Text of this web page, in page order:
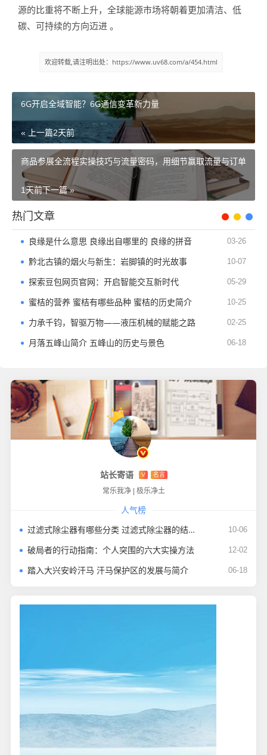
源的比重将不断上升，全球能源市场将朝着更加清洁、低
碳、可持续的方向迈进 。
欢迎转载,请注明出处：https://www.uv68.com/a/454.html
6G开启全域智能？6G通信变革新力量
« 上一篇2天前
商品参展全流程实操技巧与流量密码，用细节赢取流量与订单
下一篇 »
1天前
热门文章
良缘是什么意思 良缘出自哪里的 良缘的拼音 03-26
黔北古镇的烟火与新生：岩脚镇的时光故事 10-07
探索豆包网页官网：开启智能交互新时代 05-29
蜜桔的营养 蜜桔有哪些品种 蜜桔的历史简介 10-25
力承千钧，智驱万物——液压机械的赋能之路 02-25
月落五峰山简介 五峰山的历史与景色 06-18
站长寄语 V 名言
常乐我净 极乐净土
人气榜
过滤式除尘器有哪些分类 过滤式除尘器的结构及应用领域 10-06
破局者的行动指南：个人突围的六大实操方法 12-02
踏入大兴安岭汗马 汗马保护区的发展与简介 06-18